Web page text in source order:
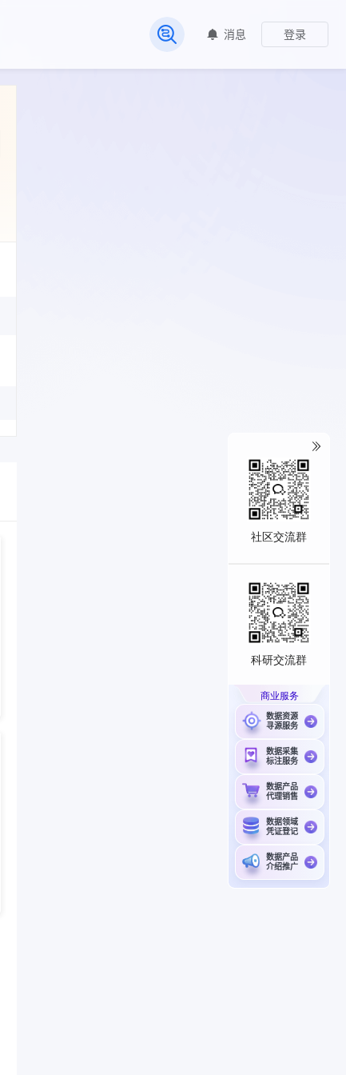
常见问题
消息 登录
社区交流群
科研交流群
商业服务
数据资源
寻源服务
数据采集
标注服务
数据产品
代理销售
数据领域
凭证登记
数据产品
介绍推广